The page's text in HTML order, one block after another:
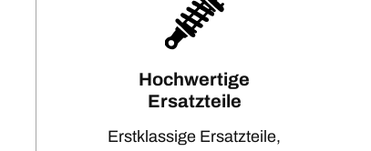
Hochwertige
Ersatzteile
Erstklassige Ersatzteile,